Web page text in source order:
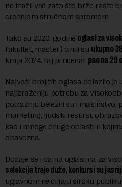
ne traži, već zato što brže raste
srednjom stručnom spremom.
Tako su 2020. godine oglasi za
fakultet, master) činili su ukupno
kraja 2024. taj procenat pao na 29
Najveći broj tih oglasa dolazilo je
najizraženiju potrebu za
potražnju beležili su i mašinstvo,
marketing, ljudski resursi,
kao i mnoge druge oblasti u
obavezna.
Dodaje se i da na oglasima za
selekcija traje duže, konkursi su
uglavnom ne ciljaju široku